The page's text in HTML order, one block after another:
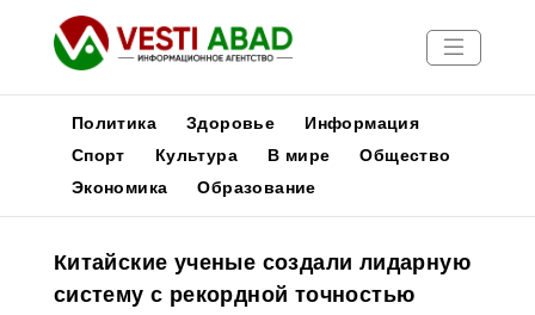
Новости
Медиа
Афиша
Политика Здоровье
Информация
Спорт
Культура В мире
Общество
Экономика
Образование
Китайские ученые создали лидарную
систему с рекордной точностью